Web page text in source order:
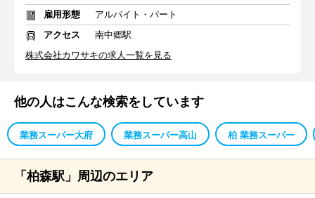
雇用形態
アルバイト・パート
アクセス
南中郷駅
株式会社カワサキの求人一覧を見る
他の人はこんな検索をしています
業務スーパー大府 業務スーパー高山 柏 業務スーパー
「柏森駅」周辺のエリア